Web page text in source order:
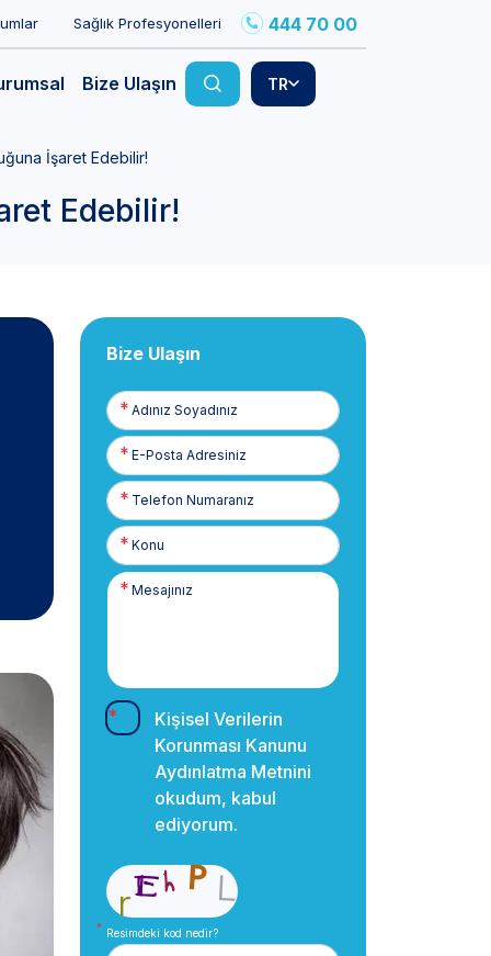
Sağlık Profesyonelleri 444 70 00
Bize Ulaşın TR
İşaret Edebilir!
Edebilir!
Bize Ulaşın
Adınız
Soyadınız
E-
Posta
Telefon
Numaranız
Kişisel Verilerin
Korunması Kanunu
Aydınlatma Metnini
okudum, kabul
ediyorum.
Resimdeki kod nedir?